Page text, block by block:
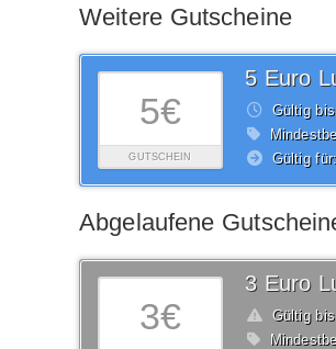
Weitere Gutscheine
5€
GUTSCHEIN
5 Euro
Gültig
Gültig
Abgelaufene
3€
3 Euro
Gültig